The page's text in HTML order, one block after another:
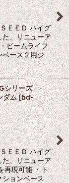
ＥＥＤ ハイグ
、リニューア
ビームライフ
ース２用ジ
シリーズ
ダム[bd-
ＥＥＤ ハイグ
た、リニューア
再現可能 ・ト
ョンベース